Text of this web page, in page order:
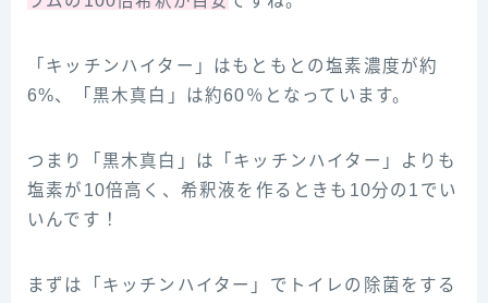
「キッチンハイター」はもともとの塩素濃度が約
6%、「黒木真白」は約60％となっています。
つまり「黒木真白」は「キッチンハイター」よりも
塩素が10倍高く、希釈液を作るときも10分の1でい
いんです！
まずは「キッチンハイター」でトイレの除菌をする